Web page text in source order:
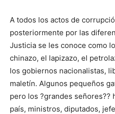
A todos los actos de
posteriormente por las
Justicia se les conoce como
chinazo, el lapizazo, el
los gobiernos nacionalistas,
maletín. Algunos pequeños
pero los ?grandes señores??
país, ministros, diputados,